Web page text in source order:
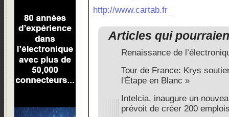
http://www.cartab.fr
Articles qui
Renaissance de
Tour de France: Krys
l'Étape en Blanc »
Intelcia, inaugure un
prévoit de créer 200